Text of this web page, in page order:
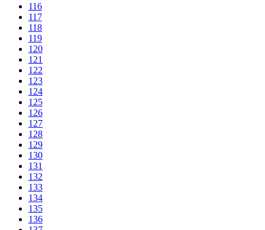
116
117
118
119
120
121
122
123
124
125
126
127
128
129
130
131
132
133
134
135
136